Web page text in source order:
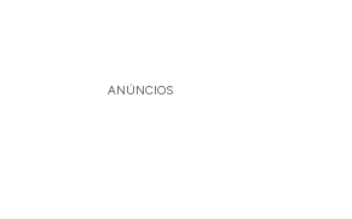
ANÚNCIOS